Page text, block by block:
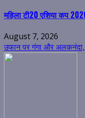
महिला टी20 एशिया कप
August 7, 2026
उफान पर गंगा और